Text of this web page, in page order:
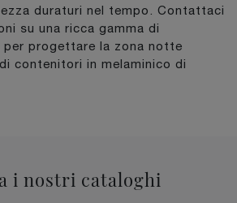
duraturi nel tempo. Contattaci
su una ricca gamma di
per progettare la zona notte
contenitori in melaminico di
i nostri cataloghi